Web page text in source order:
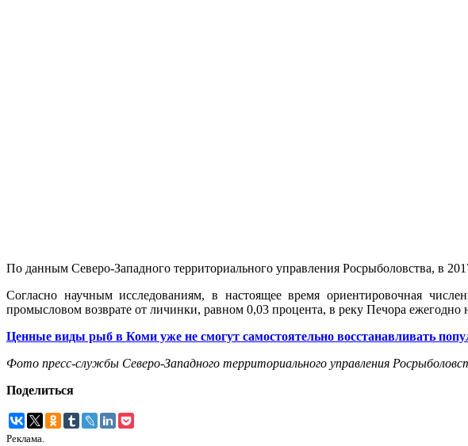
По данным Северо-Западного территориального управления Росрыболовства, в
Согласно научным исследованиям, в настоящее время ориентировочная
промысловом возврате от личинки, равном 0,03 процента, в реку Печора
Ценные виды рыб в Коми уже не смогут самостоятельно восстанавливать
Фото пресс-службы Северо-Западного территориального управления
Поделиться
Реклама.